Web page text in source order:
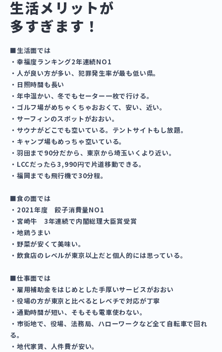
生活メリットが
多すぎます！
■生活面では
・幸福度ランキング2年連続NO1
・人が良い方が多い、犯罪発生率が最も低い県。
・日照時間も長い
・年中温かい、冬でもセーター一枚で行ける。
・ゴルフ場がめちゃくちゃおおくて、安い、近い。
・サーフィンのスポットがおおい。
・サウナがどこでも空いている。テントサイトもし放題。
・キャンプ場もめっちゃ空いている。
・羽田まで90分だから、東京から埼玉いくより近い。
・LCCだったら3,990円で片道移動できる。
・福岡までも飛行機で30分程。
■食の面では
・2021年度 餃子消費量NO1
・宮崎牛 3年連続で内閣総理大臣賞受賞
・地鶏うまい
・野菜が安くて美味い。
・飲食店のレベルが東京以上だと個人的には思っている。
■仕事面では
・雇用補助金をはじめとした手厚いサービスがおおい
・役場の方が東京と比べるとレベチで対応が丁寧
・通勤時間が短い、そもそも電車使わない。
・市街地で、役場、法務局、ハローワークなど全て自転車で回れ
る。
・地代家賃、人件費が安い。